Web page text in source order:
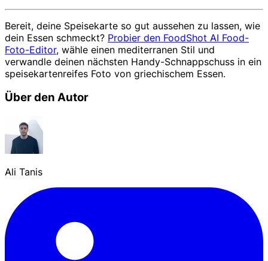
Bereit, deine Speisekarte so gut aussehen zu lassen, wie
dein Essen schmeckt? Probier den FoodShot AI Food-
Foto-Editor, wähle einen mediterranen Stil und
verwandle deinen nächsten Handy-Schnappschuss in ein
speisekartenreifes Foto von griechischem Essen.
Über den Autor
Ali Tanis